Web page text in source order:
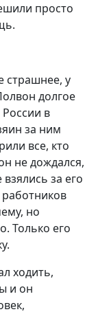
просто
страшнее, у
долгое
в
за ним
все, кто
не дождался,
за его
но
Только его
ходить,
и он